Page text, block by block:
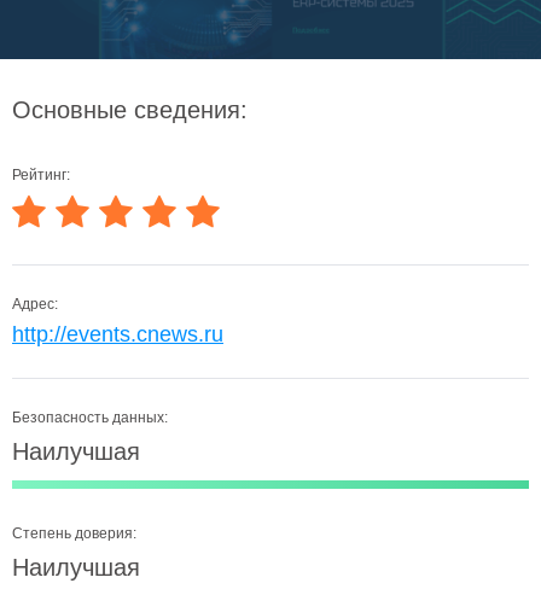
Основные сведения:
Рейтинг:
Адрес:
http://events.cnews.ru
Безопасность данных:
Наилучшая
Степень доверия:
Наилучшая